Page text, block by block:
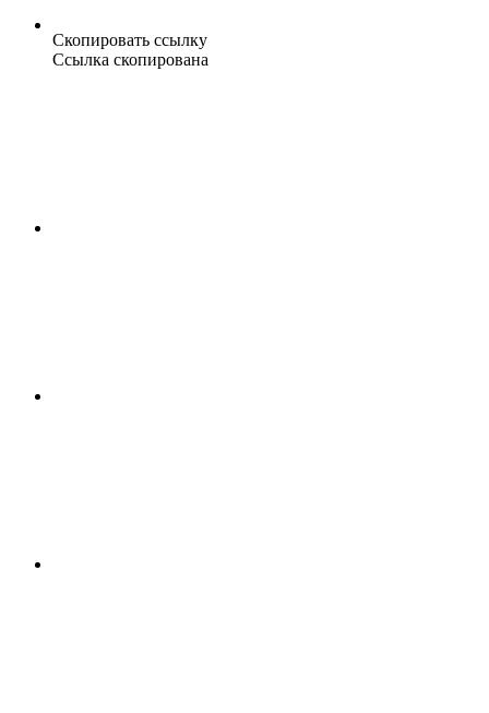
Скопировать ссылку
Ссылка скопирована